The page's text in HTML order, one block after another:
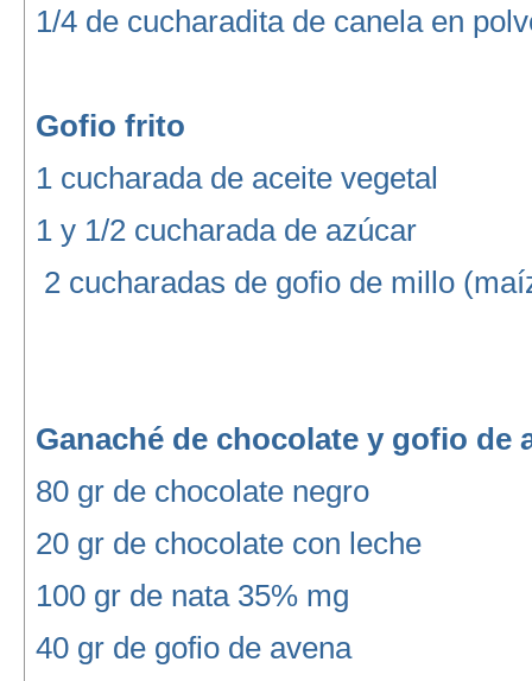
1/4 de cucharadita de canela en
Gofio frito
1 cucharada de aceite vegetal
1 y 1/2 cucharada de azúcar
2 cucharadas de gofio de millo
Ganaché de chocolate y gofio de
80 gr de chocolate negro
20 gr de chocolate con leche
100 gr de nata 35% mg
40 gr de gofio de avena